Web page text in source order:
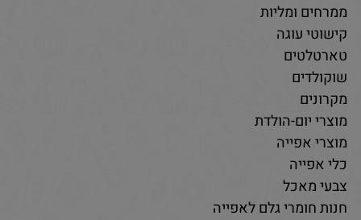
ממרחים ומליות
קישוטי עוגה
טארטלטים
שוקולדים
מקרונים
מוצרי יום-הולדת
מוצרי אפייה
כלי אפייה
צבעי מאכל
חנות חומרי גלם לאפייה